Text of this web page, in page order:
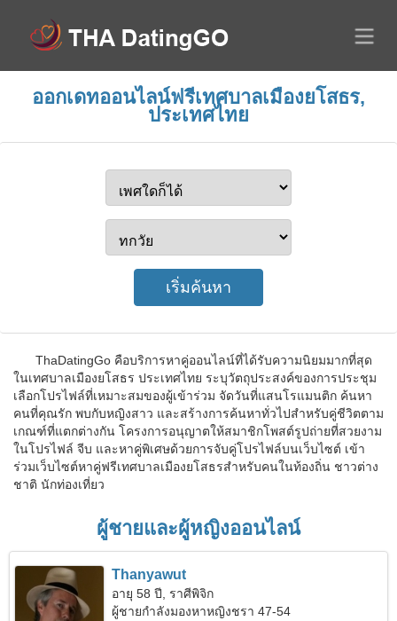
ออกเดทออนไลน์ฟรีเทศบาลเมืองยโสธร,
ประเทศไทย
ThaDatingGo คือบริการหาคู่ออนไลน์ที่ได้รับความนิยมมากที่สุด
ในเทศบาลเมืองยโสธร ประเทศไทย ระบุวัตถุประสงค์ของการประชุม
เลือกโปรไฟล์ที่เหมาะสมของผู้เข้าร่วม จัดวันที่แสนโรแมนติก ค้นหา
คนที่คุณรัก พบกับหญิงสาว และสร้างการค้นหาทั่วไปสำหรับคู่ชีวิตตาม
เกณฑ์ที่แตกต่างกัน โครงการอนุญาตให้สมาชิกโพสต์รูปถ่ายที่สวยงาม
ในโปรไฟล์ จีบ และหาคู่พิเศษด้วยการจับคู่โปรไฟล์บนเว็บไซต์ เข้า
ร่วมเว็บไซต์หาคู่ฟรีเทศบาลเมืองยโสธรสำหรับคนในท้องถิ่น ชาวต่าง
ชาติ นักท่องเที่ยว
ผู้ชายและผู้หญิงออนไลน์
Thanyawut
อายุ 58 ปี, ราศีพิจิก
ผู้ชายกำลังมองหาหญิงชรา 47-54